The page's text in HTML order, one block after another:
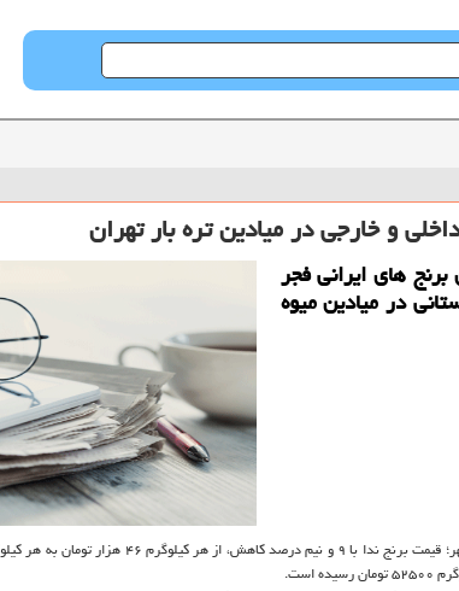
و خارجی در میادین تره بار تهران
های ایرانی فجر
در میادین میوه